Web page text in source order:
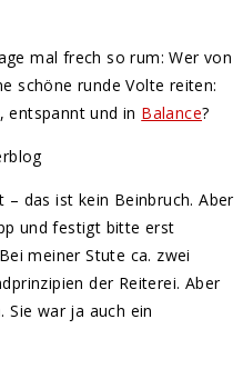
mal frech so rum: Wer von
schöne runde Volte reiten:
entspannt und in Balance?
– das ist kein Beinbruch. Aber
und festigt bitte erst
meiner Stute ca. zwei
der Reiterei. Aber
war ja auch ein